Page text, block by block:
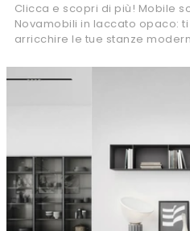
Clicca e scopri di più! Mobile
Novamobili in laccato opaco:
arricchire le tue stanze